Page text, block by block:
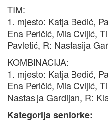
TIM:
1. mjesto: Katja Bedić,
Ena Peričić, Mia Cvijić,
Pavletić, R: Nastasija
KOMBINACIJA:
1. mjesto: Katja Bedić,
Ena Peričić, Mia Cvijić,
Nastasija Gardijan, R:
Kategorija seniorke: